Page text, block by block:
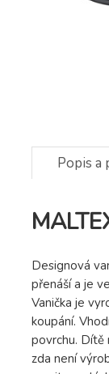
Popis a
Designová
přenáší a je
Vanička je
koupání.
povrchu. Dítě
zda není